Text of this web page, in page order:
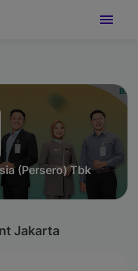
(Persero) Tbk
Jakarta